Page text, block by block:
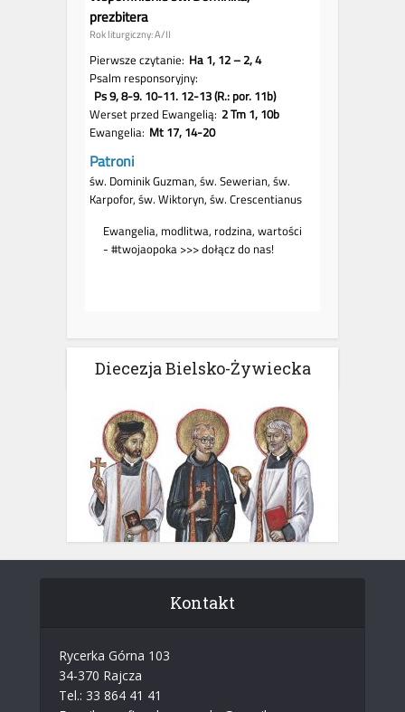
Diecezja Bielsko-Żywiecka
Kontakt
Rycerka Górna 103
34-370 Rajcza
Tel.: 33 864 41 41